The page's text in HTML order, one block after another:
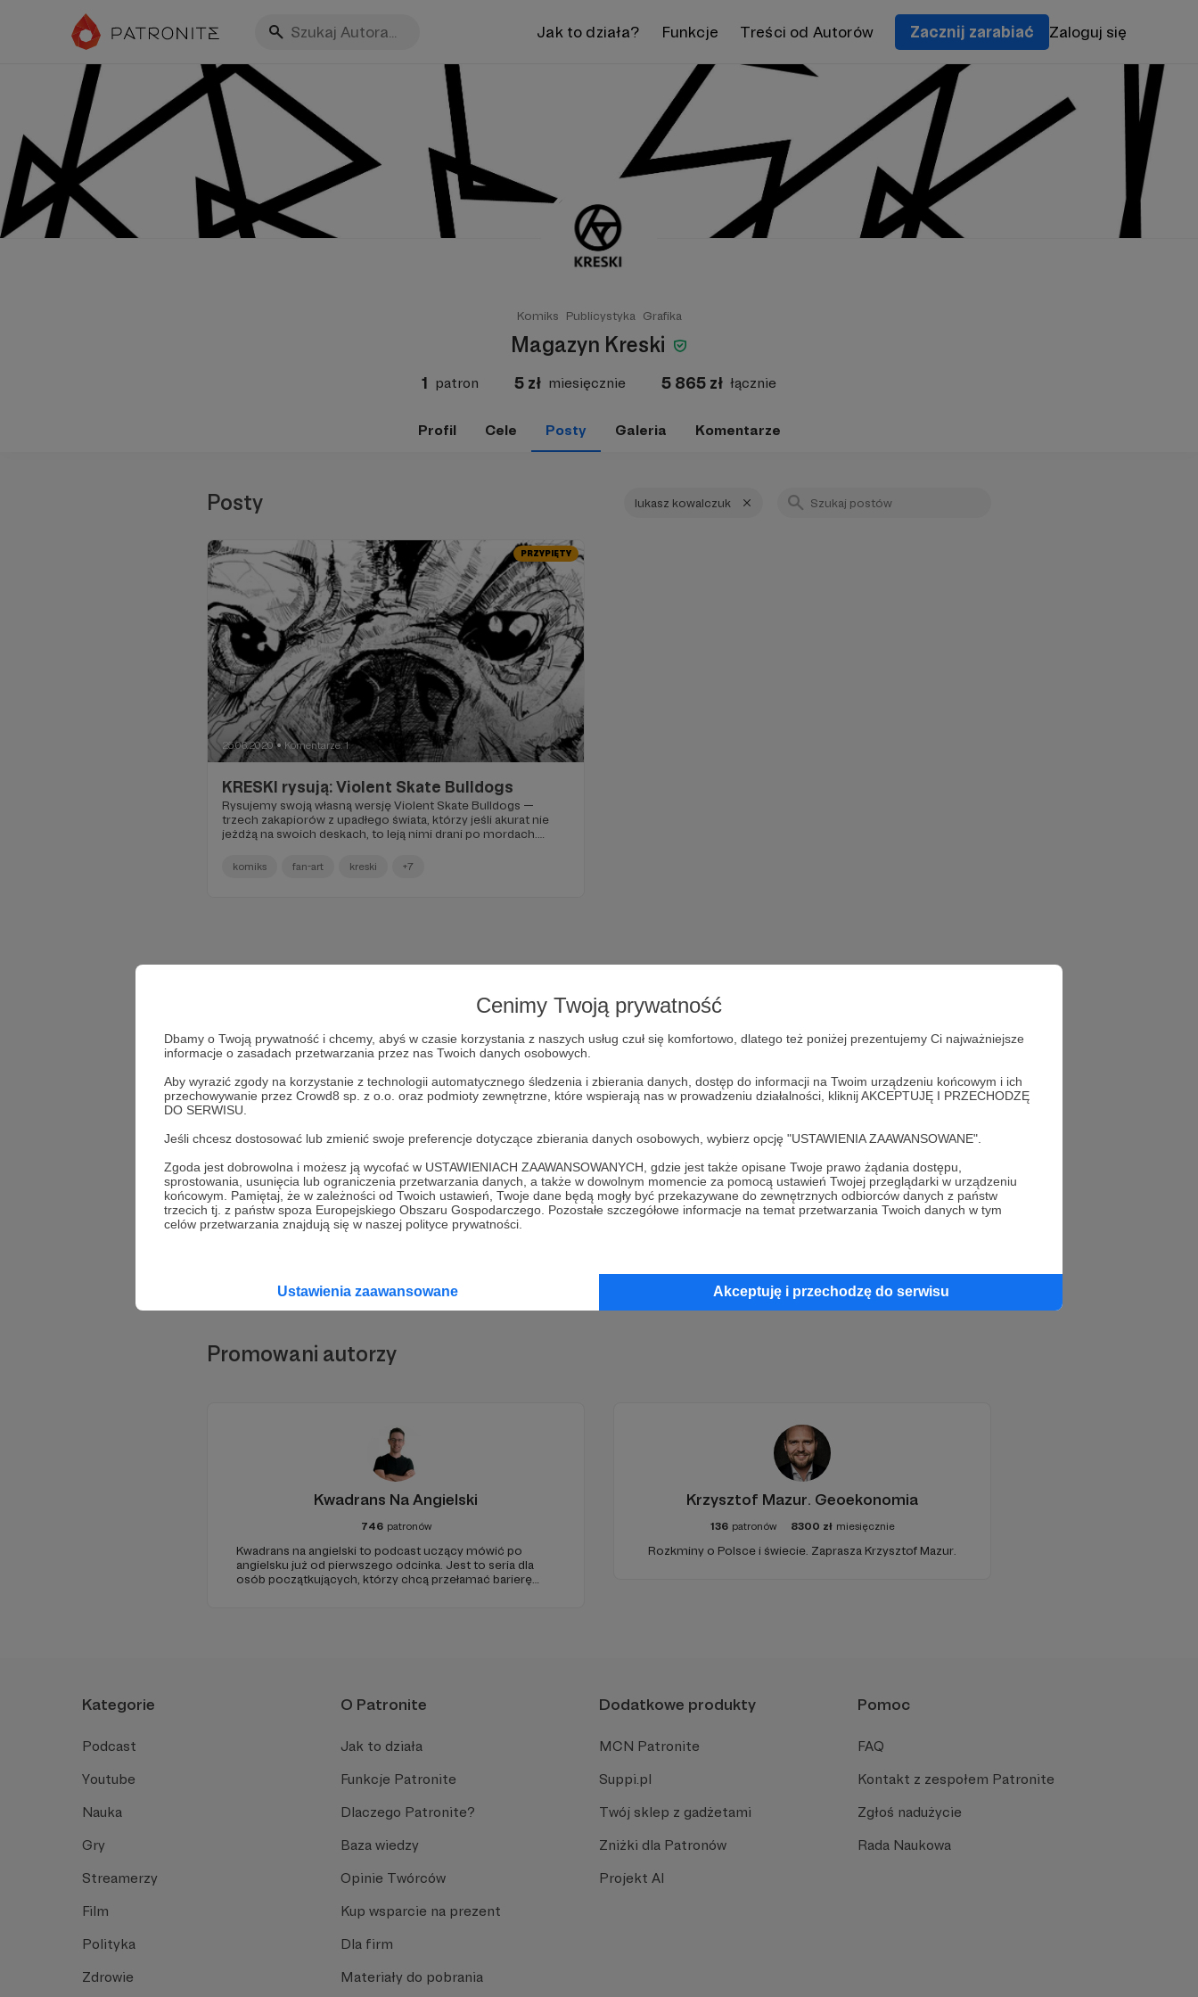
Cenimy Twoją prywatność
Dbamy o Twoją prywatność i chcemy, abyś w czasie korzystania z naszych usług czuł się komfortowo, dlatego też poniżej prezentujemy Ci najważniejsze
informacje o zasadach przetwarzania przez nas Twoich danych osobowych.
Aby wyrazić zgody na korzystanie z technologii automatycznego śledzenia i zbierania danych, dostęp do informacji na Twoim urządzeniu końcowym i ich
przechowywanie przez Crowd8 sp. z o.o. oraz podmioty zewnętrzne, które wspierają nas w prowadzeniu działalności, kliknij AKCEPTUJĘ I PRZECHODZĘ
DO SERWISU.
Jeśli chcesz dostosować lub zmienić swoje preferencje dotyczące zbierania danych osobowych, wybierz opcję "USTAWIENIA ZAAWANSOWANE".
Zgoda jest dobrowolna i możesz ją wycofać w USTAWIENIACH ZAAWANSOWANYCH, gdzie jest także opisane Twoje prawo żądania dostępu,
sprostowania, usunięcia lub ograniczenia przetwarzania danych, a także w dowolnym momencie za pomocą ustawień Twojej przeglądarki w urządzeniu
końcowym. Pamiętaj, że w zależności od Twoich ustawień, Twoje dane będą mogły być przekazywane do zewnętrznych odbiorców danych z państw
trzecich tj. z państw spoza Europejskiego Obszaru Gospodarczego. Pozostałe szczegółowe informacje na temat przetwarzania Twoich danych w tym
celów przetwarzania znajdują się w naszej polityce prywatności.
Ustawienia zaawansowane Akceptuję i przechodzę do serwisu
Jak to działa? Funkcje Treści od Autorów Zacznij zarabiać Zaloguj się
Komiks Publicystyka Grafika
Magazyn Kreski
1 patron 5 zł miesięcznie 5 865 zł łącznie
Profil Cele Posty Galeria Komentarze
Posty lukasz kowalczuk
PRZYPIĘTY
25.06.2020 ● Komentarze: 1
KRESKI rysują: Violent Skate Bulldogs
Rysujemy swoją własną wersję Violent Skate Bulldogs —
trzech zakapiorów z upadłego świata, którzy jeśli akurat nie
jeżdżą na swoich deskach, to leją nimi drani po mordach.
Kowalczuka, zagadując go o genezę Violent Skate Bulldogs,
komiks fan-art kreski +7
Dołącz do grona Patronów!
Wesprzyj działalność AutoraMagazyn Kreskijuż teraz!
Promowani autorzy
Kwadrans Na Angielski
746 patronów
Kwadrans na angielski to podcast uczący mówić po
angielsku już od pierwszego odcinka. Jest to seria dla
osób początkujących, którzy chcą przełamać barierę
Krzysztof Mazur. Geoekonomia
136 patronów 8300 zł miesięcznie
Rozkminy o Polsce i świecie. Zaprasza Krzysztof Mazur.
Kategorie
Podcast
Youtube
Nauka
Gry
Streamerzy
Film
Polityka
Zdrowie
O Patronite
Jak to działa
Funkcje Patronite
Dlaczego Patronite?
Baza wiedzy
Opinie Twórców
Kup wsparcie na prezent
Dla firm
Materiały do pobrania
Dodatkowe produkty
MCN Patronite
Suppi.pl
Twój sklep z gadżetami
Zniżki dla Patronów
Projekt AI
Pomoc
FAQ
Kontakt z zespołem Patronite
Zgłoś nadużycie
Rada Naukowa